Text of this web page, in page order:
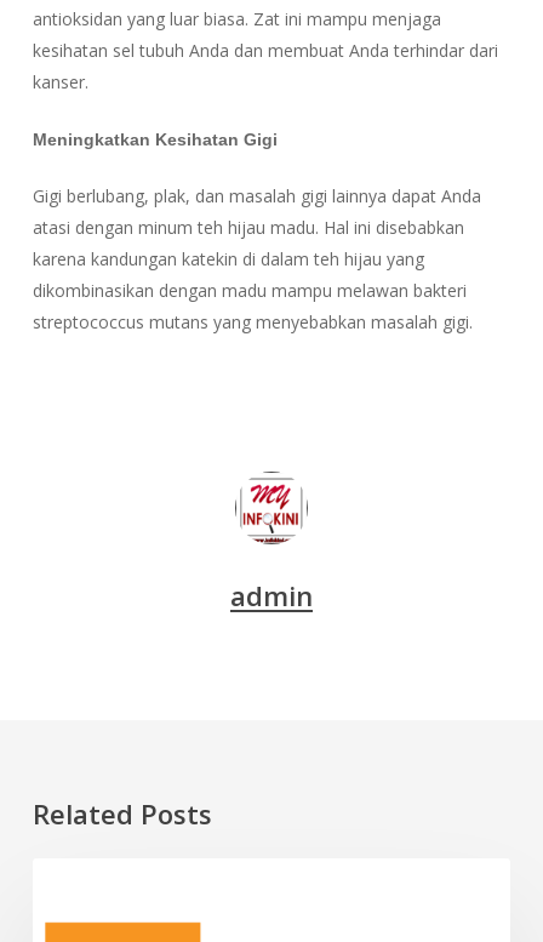
antioksidan yang luar biasa. Zat ini mampu menjaga
kesihatan sel tubuh Anda dan membuat Anda terhindar dari
kanser.
Meningkatkan Kesihatan Gigi
Gigi berlubang, plak, dan masalah gigi lainnya dapat Anda
atasi dengan minum teh hijau madu. Hal ini disebabkan
karena kandungan katekin di dalam teh hijau yang
dikombinasikan dengan madu mampu melawan bakteri
streptococcus mutans yang menyebabkan masalah gigi.
admin
Related Posts